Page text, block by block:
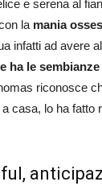
e serena al
la mania
infatti ad avere
ha le
riconosce
casa, lo ha fatto